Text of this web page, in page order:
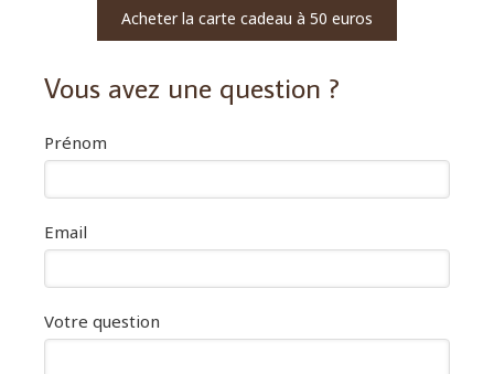
Acheter la carte cadeau à 50 euros
Vous avez une question ?
Prénom
Email
Votre question